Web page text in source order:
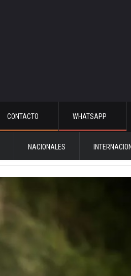
CONTACTO WHATSAPP
NACIONALES